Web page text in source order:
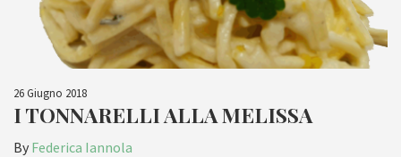
26 Giugno 2018
I TONNARELLI ALLA MELISSA
By Federica Iannola